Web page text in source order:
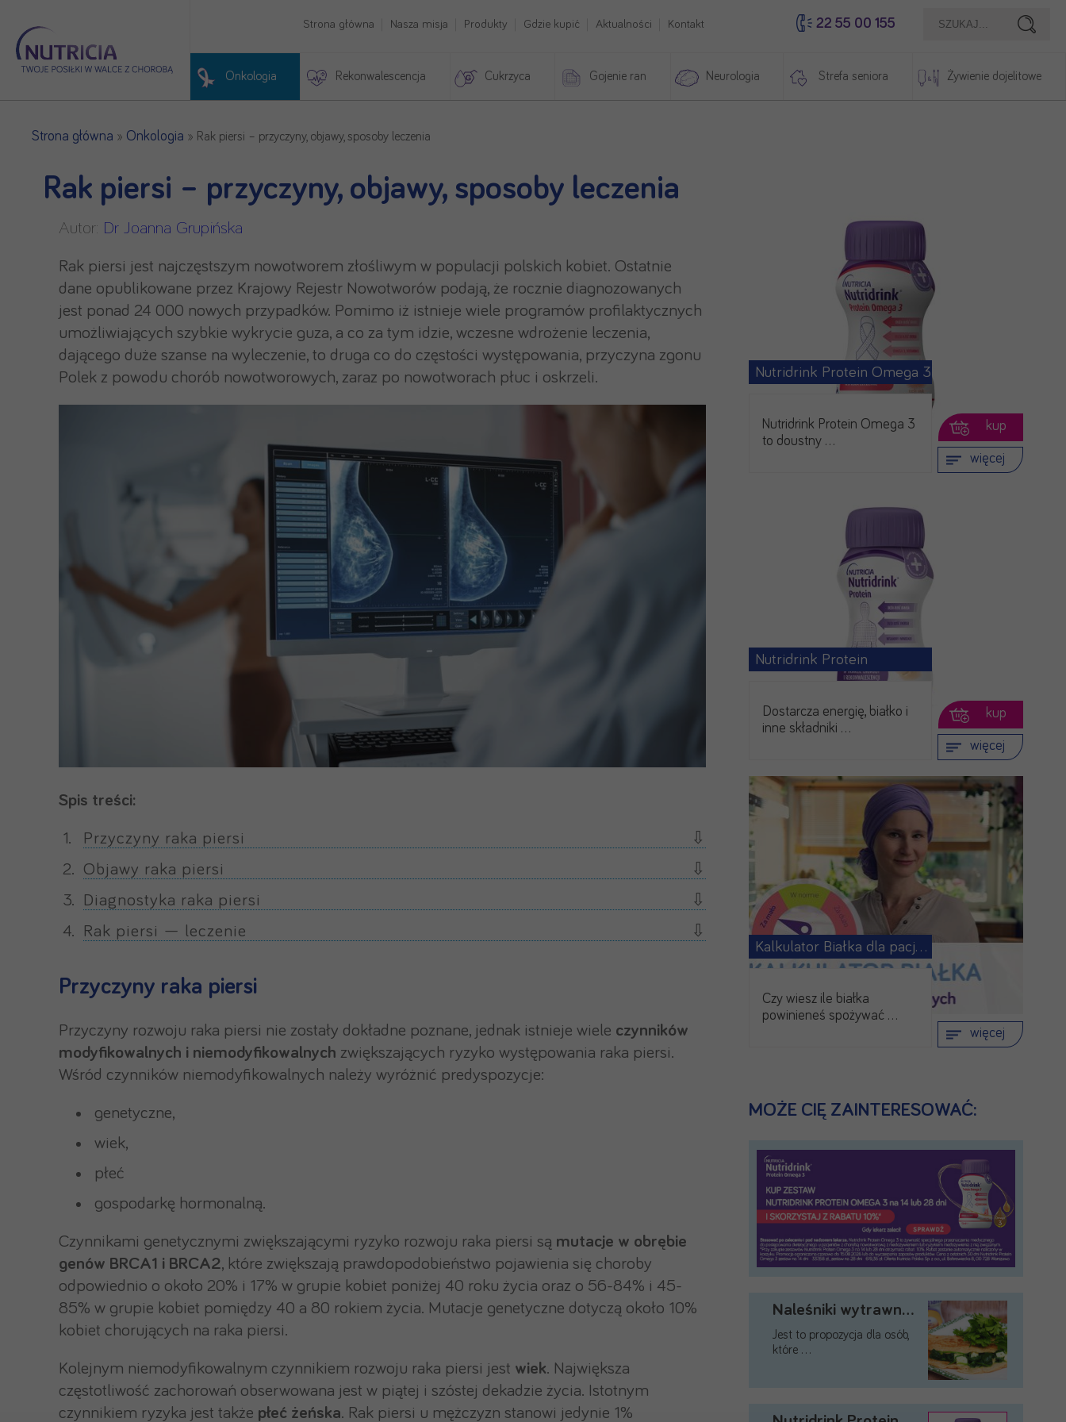
Strona główna Nasza misja Produkty Gdzie kupić Aktualności Kontakt 22 55 00 155 Szukaj
Onkologia Rekonwalescencja Cukrzyca Gojenie ran Neurologia Strefa seniora Żywienie dojelitowe
Strona główna » Onkologia » Rak piersi – przyczyny, objawy, sposoby leczenia
Rak piersi – przyczyny, objawy, sposoby leczenia
Autor: Dr Joanna Grupińska
Rak piersi jest najczęstszym nowotworem złośliwym w populacji polskich kobiet. Ostatnie
dane opublikowane przez Krajowy Rejestr Nowotworów podają, że rocznie diagnozowanych
jest ponad 24 000 nowych przypadków. Pomimo iż istnieje wiele programów profilaktycznych
umożliwiających szybkie wykrycie guza, a co za tym idzie, wczesne wdrożenie leczenia,
dającego duże szanse na wyleczenie, to druga co do częstości występowania, przyczyna zgonu
Polek z powodu chorób nowotworowych, zaraz po nowotworach płuc i oskrzeli.
Spis treści:
Przyczyny raka piersi
Objawy raka piersi
Diagnostyka raka piersi
Rak piersi — leczenie
Przyczyny raka piersi
Przyczyny rozwoju raka piersi nie zostały dokładne poznane, jednak istnieje wiele czynników
modyfikowalnych i niemodyfikowalnych zwiększających ryzyko występowania raka piersi.
Wśród czynników niemodyfikowalnych należy wyróżnić predyspozycje:
genetyczne,
wiek,
płeć
gospodarkę hormonalną.
Czynnikami genetycznymi zwiększającymi ryzyko rozwoju raka piersi są mutacje w obrębie
genów BRCA1 i BRCA2, które zwiększają prawdopodobieństwo pojawienia się choroby
odpowiednio o około 20% i 17% w grupie kobiet poniżej 40 roku życia oraz o 56-84% i 45-
85% w grupie kobiet pomiędzy 40 a 80 rokiem życia. Mutacje genetyczne dotyczą około 10%
kobiet chorujących na raka piersi.
Kolejnym niemodyfikowalnym czynnikiem rozwoju raka piersi jest wiek. Największa
częstotliwość zachorowań obserwowana jest w piątej i szóstej dekadzie życia. Istotnym
czynnikiem ryzyka jest także płeć żeńska. Rak piersi u mężczyzn stanowi jedynie 1%
Nutridrink Protein Omega 3
Nutridrink Protein Omega 3
to doustny …
więcej
kup
Nutridrink Protein
Dostarcza energię, białko i
inne składniki …
więcej
kup
Kalkulator Białka dla pacjentów …
Czy wiesz ile białka
powinieneś spożywać …
więcej
MOŻE CIĘ ZAINTERESOWAĆ:
Naleśniki wytrawne ze szpinakiem
Jest to propozycja dla osób,
które …